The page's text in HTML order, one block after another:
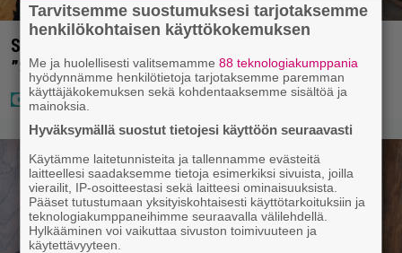
Sara ja Mikko Parikka etsivät uutta kotia –
”Seuraavaan kotiin tämmöinen”
Tarvitsemme suostumuksesi tarjotaksemme
henkilökohtaisen käyttökokemuksen
Me ja huolellisesti valitsemamme88 teknologiakumppania
hyödynnämme henkilötietoja tarjotaksemme paremman
käyttäjäkokemuksen sekä kohdentaaksemme sisältöä ja
mainoksia.
Hyväksymällä suostut tietojesi käyttöön seuraavasti
Käytämme laitetunnisteita ja tallennamme evästeitä
laitteellesi saadaksemme tietoja esimerkiksi sivuista, joilla
vierailit, IP-osoitteestasi sekä laitteesi ominaisuuksista.
Pääset tutustumaan yksityiskohtaisesti käyttötarkoituksiin ja
teknologiakumppaneihimme seuraavalla välilehdellä.
Hylkääminen voi vaikuttaa sivuston toimivuuteen ja
käytettävyyteen.